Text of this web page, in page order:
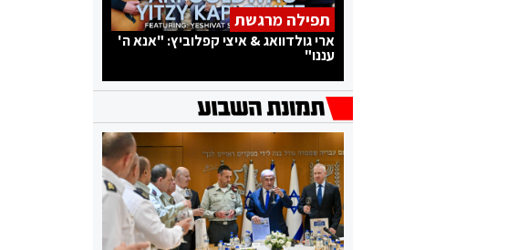
תפילה מרגשת
ארי גולדוואג & איצי קפלוביץ: "אנא ה'
עננו"